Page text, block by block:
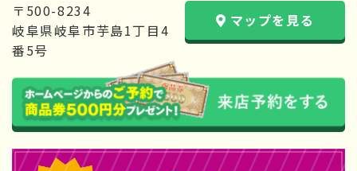
〒500-8234
岐阜県岐阜市芋島1丁目4
番5号
マップを見る